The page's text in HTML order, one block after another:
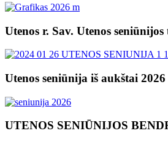
Utenos r. Sav. Utenos
Utenos seniūnija iš aukštai 2026
UTENOS SENIŪNIJOS